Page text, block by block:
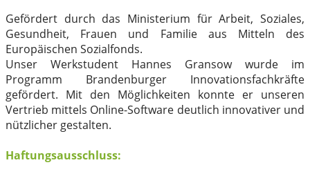
Gefördert durch das Ministerium für Arbeit, Soziales,
Gesundheit, Frauen und Familie aus Mitteln des
Europäischen Sozialfonds.
Unser Werkstudent Hannes Gransow wurde im
Programm Brandenburger Innovationsfachkräfte
gefördert. Mit den Möglichkeiten konnte er unseren
Vertrieb mittels Online-Software deutlich innovativer und
nützlicher gestalten.
Haftungsausschluss: